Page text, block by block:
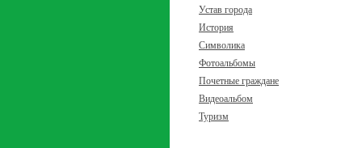
Устав города
История
Символика
Фотоальбомы
Почетные граждане
Видеоальбом
Туризм